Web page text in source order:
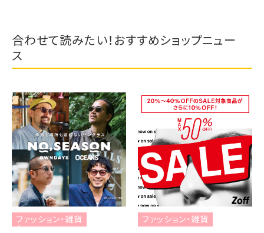
合わせて読みたい！おすすめショップニュー
ス
ファッション・雑貨 ファッション・雑貨